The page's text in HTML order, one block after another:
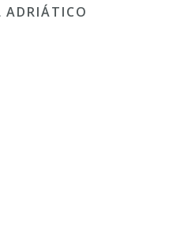
ADRIÁTICO